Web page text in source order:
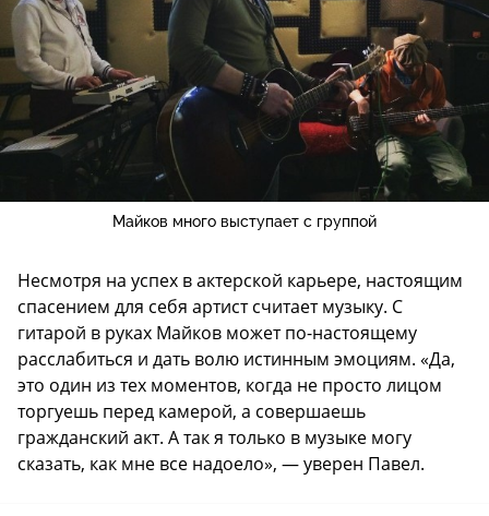
Майков много выступает с группой
Несмотря на успех в актерской карьере, настоящим
спасением для себя артист считает музыку. С
гитарой в руках Майков может по-настоящему
расслабиться и дать волю истинным эмоциям. «Да,
это один из тех моментов, когда не просто лицом
торгуешь перед камерой, а совершаешь
гражданский акт. А так я только в музыке могу
сказать, как мне все надоело», — уверен Павел.